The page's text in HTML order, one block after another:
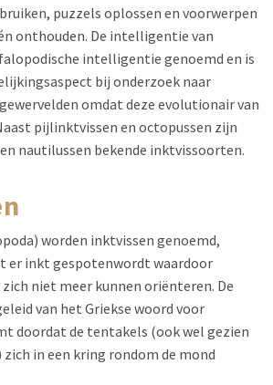
puzzels oplossen en voorwerpen
onthouden. De intelligentie van
intelligentie genoemd en is
bij onderzoek naar
omdat deze evolutionair van
pijlinktvissen en octopussen zijn
nautilussen bekende inktvissoorten.
worden inktvissen genoemd,
er inkt gespotenwordt waardoor
niet meer kunnen oriënteren. De
van het Griekse woord voor
doordat de tentakels (ook wel gezien
in een kring rondom de mond